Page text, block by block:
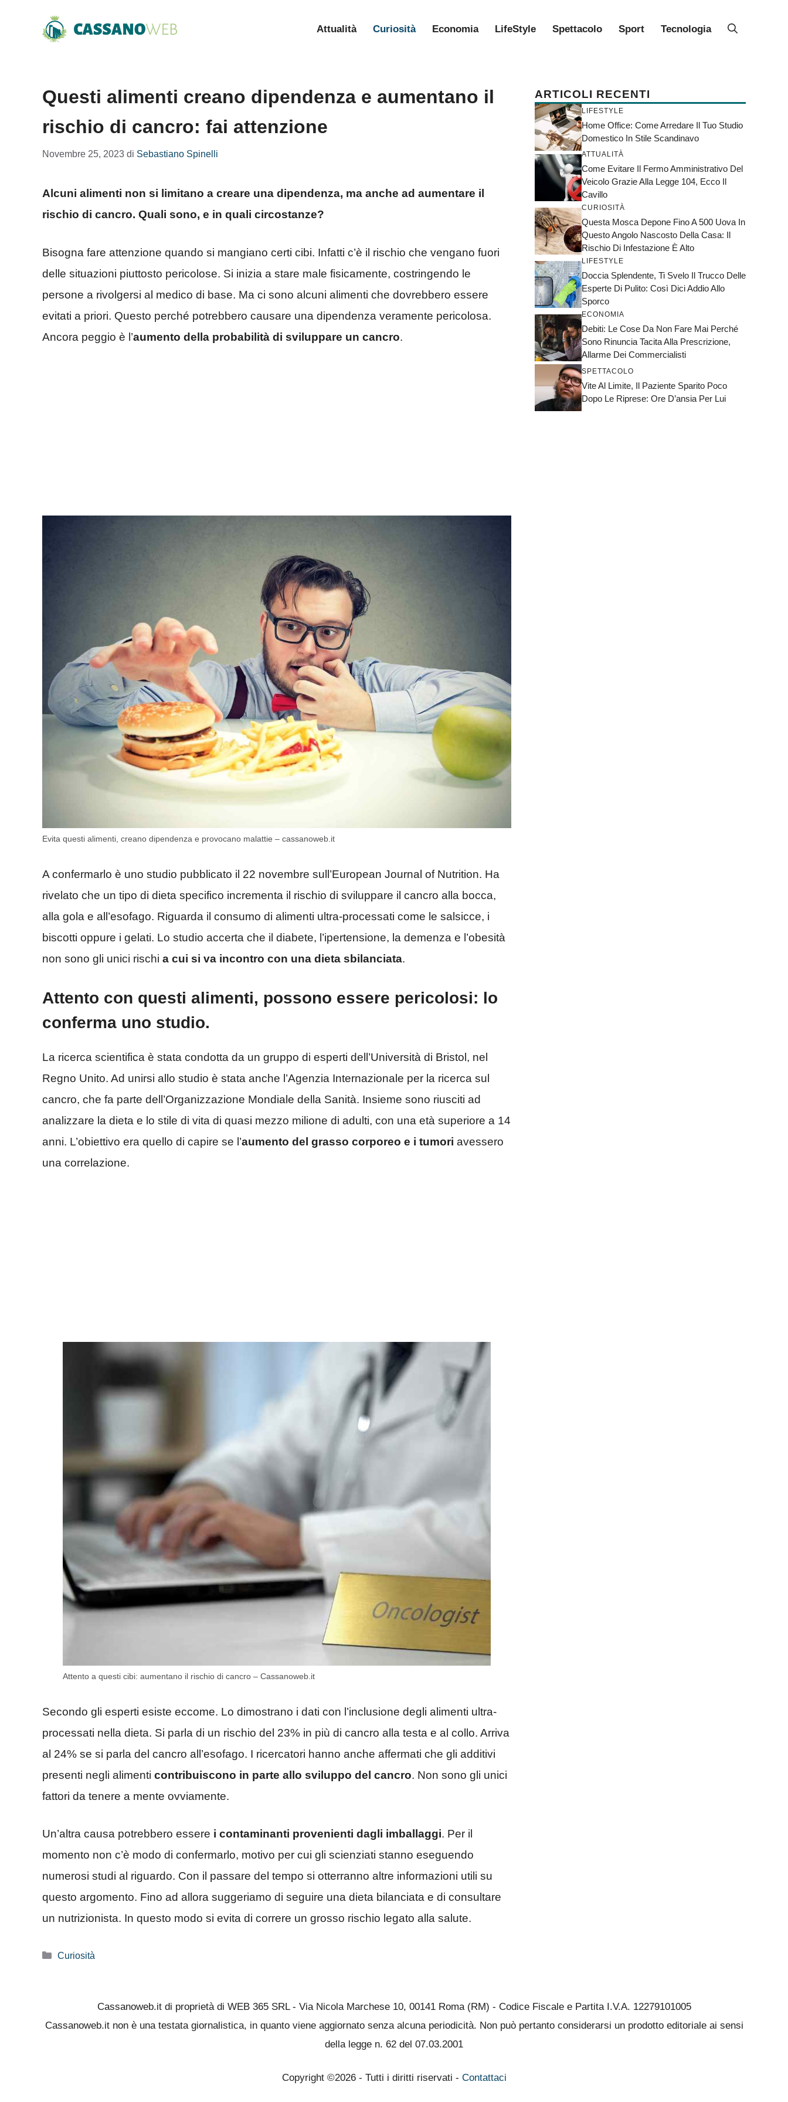
Attualità Curiosità Economia LifeStyle Spettacolo Sport Tecnologia
Questi alimenti creano dipendenza e aumentano il
rischio di cancro: fai attenzione
Novembre 25, 2023 di Sebastiano Spinelli
Alcuni alimenti non si limitano a creare una dipendenza, ma anche ad aumentare il
rischio di cancro. Quali sono, e in quali circostanze?
Bisogna fare attenzione quando si mangiano certi cibi. Infatti c’è il rischio che vengano fuori
delle situazioni piuttosto pericolose. Si inizia a stare male fisicamente, costringendo le
persone a rivolgersi al medico di base. Ma ci sono alcuni alimenti che dovrebbero essere
evitati a priori. Questo perché potrebbero causare una dipendenza veramente pericolosa.
Ancora peggio è l’aumento della probabilità di sviluppare un cancro.
Evita questi alimenti, creano dipendenza e provocano malattie – cassanoweb.it
A confermarlo è uno studio pubblicato il 22 novembre sull’European Journal of Nutrition. Ha
rivelato che un tipo di dieta specifico incrementa il rischio di sviluppare il cancro alla bocca,
alla gola e all’esofago. Riguarda il consumo di alimenti ultra-processati come le salsicce, i
biscotti oppure i gelati. Lo studio accerta che il diabete, l’ipertensione, la demenza e l’obesità
non sono gli unici rischi a cui si va incontro con una dieta sbilanciata.
Attento con questi alimenti, possono essere pericolosi: lo
conferma uno studio.
La ricerca scientifica è stata condotta da un gruppo di esperti dell’Università di Bristol, nel
Regno Unito. Ad unirsi allo studio è stata anche l’Agenzia Internazionale per la ricerca sul
cancro, che fa parte dell’Organizzazione Mondiale della Sanità. Insieme sono riusciti ad
analizzare la dieta e lo stile di vita di quasi mezzo milione di adulti, con una età superiore a 14
anni. L’obiettivo era quello di capire se l’aumento del grasso corporeo e i tumori avessero
una correlazione.
Attento a questi cibi: aumentano il rischio di cancro – Cassanoweb.it
Secondo gli esperti esiste eccome. Lo dimostrano i dati con l’inclusione degli alimenti ultra-
processati nella dieta. Si parla di un rischio del 23% in più di cancro alla testa e al collo. Arriva
al 24% se si parla del cancro all’esofago. I ricercatori hanno anche affermati che gli additivi
presenti negli alimenti contribuiscono in parte allo sviluppo del cancro. Non sono gli unici
fattori da tenere a mente ovviamente.
Un’altra causa potrebbero essere i contaminanti provenienti dagli imballaggi. Per il
momento non c’è modo di confermarlo, motivo per cui gli scienziati stanno eseguendo
numerosi studi al riguardo. Con il passare del tempo si otterranno altre informazioni utili su
questo argomento. Fino ad allora suggeriamo di seguire una dieta bilanciata e di consultare
un nutrizionista. In questo modo si evita di correre un grosso rischio legato alla salute.
Categorie
Curiosità
ARTICOLI RECENTI
LIFESTYLE
Home Office: Come Arredare Il Tuo Studio
Domestico In Stile Scandinavo
ATTUALITÀ
Come Evitare Il Fermo Amministrativo Del
Veicolo Grazie Alla Legge 104, Ecco Il
Cavillo
CURIOSITÀ
Questa Mosca Depone Fino A 500 Uova In
Questo Angolo Nascosto Della Casa: Il
Rischio Di Infestazione È Alto
LIFESTYLE
Doccia Splendente, Ti Svelo Il Trucco Delle
Esperte Di Pulito: Così Dici Addio Allo
Sporco
ECONOMIA
Debiti: Le Cose Da Non Fare Mai Perché
Sono Rinuncia Tacita Alla Prescrizione,
Allarme Dei Commercialisti
SPETTACOLO
Vite Al Limite, Il Paziente Sparito Poco
Dopo Le Riprese: Ore D’ansia Per Lui
Cassanoweb.it di proprietà di WEB 365 SRL - Via Nicola Marchese 10, 00141 Roma (RM) - Codice Fiscale e Partita I.V.A. 12279101005
Cassanoweb.it non è una testata giornalistica, in quanto viene aggiornato senza alcuna periodicità. Non può pertanto considerarsi un prodotto editoriale ai sensi
della legge n. 62 del 07.03.2001
Copyright ©2026 - Tutti i diritti riservati - Contattaci